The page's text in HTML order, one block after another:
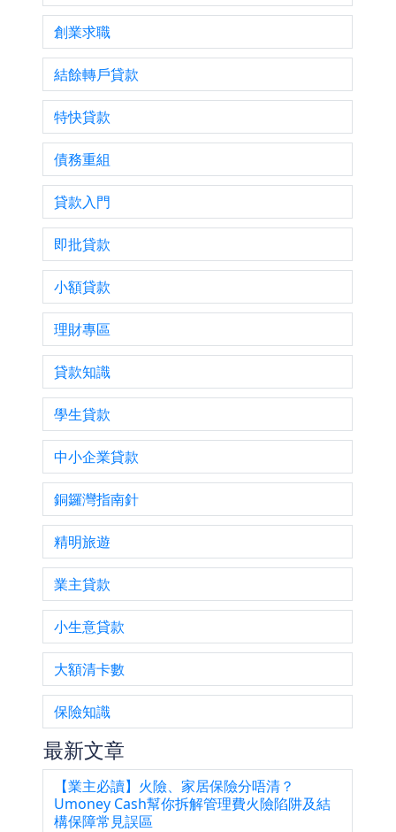
創業求職
結餘轉戶貸款
特快貸款
債務重組
貸款入門
即批貸款
小額貸款
理財專區
貸款知識
學生貸款
中小企業貸款
銅鑼灣指南針
精明旅遊
業主貸款
小生意貸款
大額清卡數
保險知識
最新文章
【業主必讀】火險、家居保險分唔清？
Umoney Cash幫你拆解管理費火險陷阱及結
構保障常見誤區